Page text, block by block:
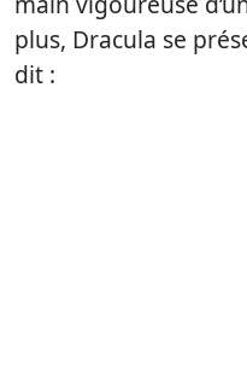
plus, Dracula se
dit :